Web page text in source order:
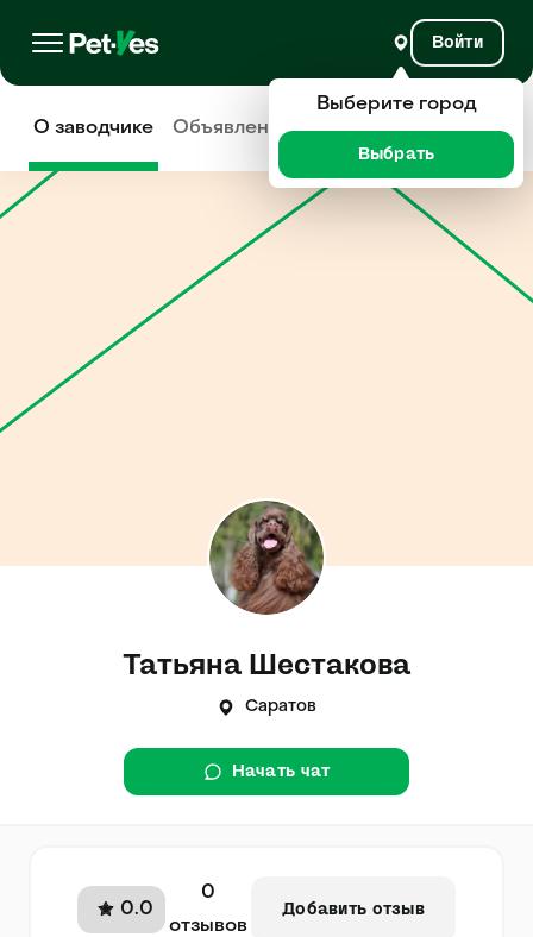
Войти
О заводчике Объявления Отзывы
Татьяна Шестакова
Саратов
Начать чат
0.0
0
отзывов
Добавить отзыв
Выберите город
Выбрать